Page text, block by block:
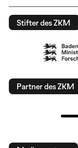
Stifter des ZKM
Partner des ZKM